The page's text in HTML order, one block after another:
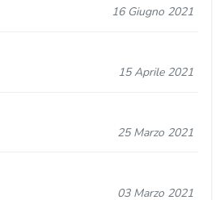
16 Giugno 2021
15 Aprile 2021
25 Marzo 2021
03 Marzo 2021